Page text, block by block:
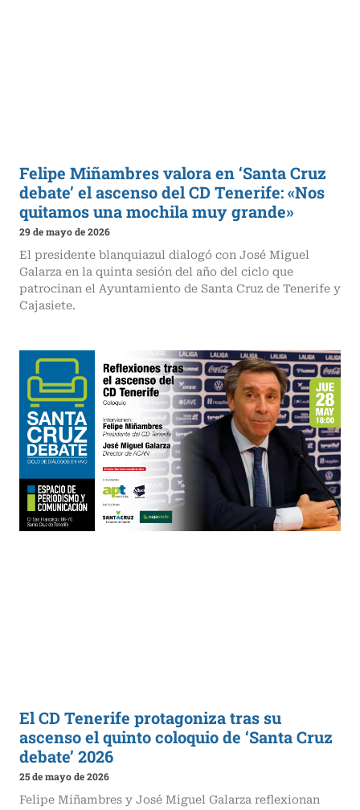
Felipe Miñambres valora en ‘Santa Cruz
debate’ el ascenso del CD Tenerife: «Nos
quitamos una mochila muy grande»
29 de mayo de 2026
El presidente blanquiazul dialogó con José Miguel
Galarza en la quinta sesión del año del ciclo que
patrocinan el Ayuntamiento de Santa Cruz de Tenerife y
Cajasiete.
El CD Tenerife protagoniza tras su
ascenso el quinto coloquio de ‘Santa Cruz
debate’ 2026
25 de mayo de 2026
Felipe Miñambres y José Miguel Galarza reflexionan